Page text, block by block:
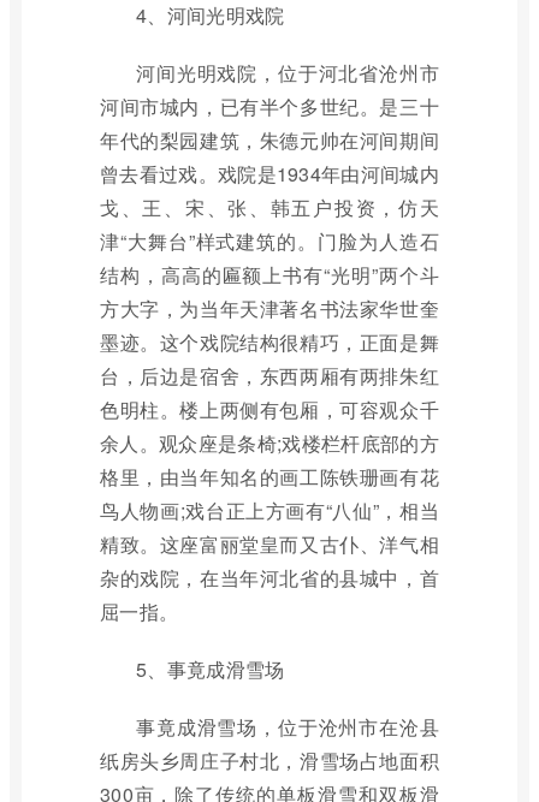
4、河间光明戏院
河间光明戏院，位于河北省沧州市
河间市城内，已有半个多世纪。是三十
年代的梨园建筑，朱德元帅在河间期间
曾去看过戏。戏院是1934年由河间城内
戈、王、宋、张、韩五户投资，仿天
津“大舞台”样式建筑的。门脸为人造石
结构，高高的匾额上书有“光明”两个斗
方大字，为当年天津著名书法家华世奎
墨迹。这个戏院结构很精巧，正面是舞
台，后边是宿舍，东西两厢有两排朱红
色明柱。楼上两侧有包厢，可容观众千
余人。观众座是条椅;戏楼栏杆底部的方
格里，由当年知名的画工陈铁珊画有花
鸟人物画;戏台正上方画有“八仙”，相当
精致。这座富丽堂皇而又古仆、洋气相
杂的戏院，在当年河北省的县城中，首
屈一指。
5、事竟成滑雪场
事竟成滑雪场，位于沧州市在沧县
纸房头乡周庄子村北，滑雪场占地面积
300亩，除了传统的单板滑雪和双板滑